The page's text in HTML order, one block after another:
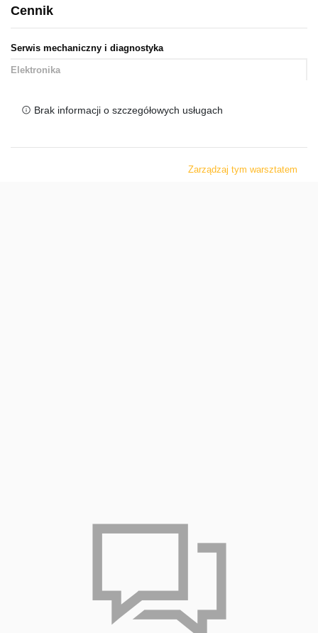
Cennik
Serwis mechaniczny i diagnostyka
Elektronika
Brak informacji o szczegółowych usługach
Zarządzaj tym warsztatem